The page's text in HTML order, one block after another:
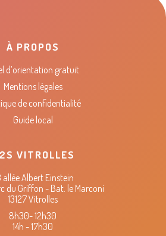
À PROPOS
d’orientation gratuit
Mentions légales
de confidentialité
Guide local
VITROLLES
allée Albert Einstein
du Griffon - Bat. le Marconi
13127 Vitrolles
8h30- 12h30
14h - 17h30